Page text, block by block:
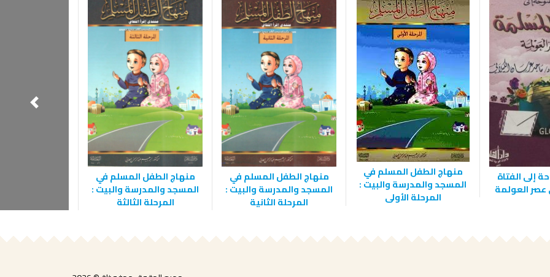
إلى الفتاة
العولمة
منهاج الطفل المسلم في
المسجد والمدرسة والبيت :
المرحلة الأولى
منهاج الطفل المسلم في
المسجد والمدرسة والبيت :
المرحلة الثانية
منهاج الطفل المسلم في
المسجد والمدرسة والبيت :
المرحلة الثالثة